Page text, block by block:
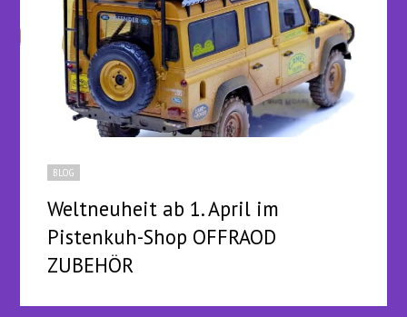
BLOG
Weltneuheit ab 1. April im
Pistenkuh-Shop OFFRAOD
ZUBEHÖR